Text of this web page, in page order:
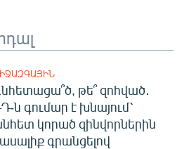
թե՞ զոհված․
ն գումար է խնայում՝
կորած զինվորներին
գրանցելով